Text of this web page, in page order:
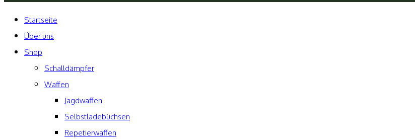
Startseite
Über uns
Shop
Schalldämpfer
Waffen
Jagdwaffen
Selbstladebüchsen
Repetierwaffen